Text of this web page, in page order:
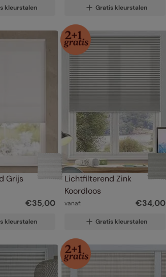
kleurstalen Gratis kleurstalen
Grijs
€35,00
kleurstalen
Lichtfilterend Zink
Koordloos
vanaf: €34,00
Gratis kleurstalen